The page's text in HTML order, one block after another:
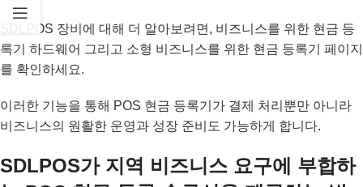
SDLPOS 장비에 대해 더 알아보려면, 비즈니스를 위한 현금 등
록기 하드웨어 그리고 소형 비즈니스를 위한 현금 등록기
페이지
를 확인하세요.
이러한 기능을 통해 POS 현금 등록기가 결제 처리뿐만 아니라
비즈니스의 원활한 운영과 성장 준비도 가능하게 합니다.
SDLPOS가 지역 비즈니스 요구에 부합하